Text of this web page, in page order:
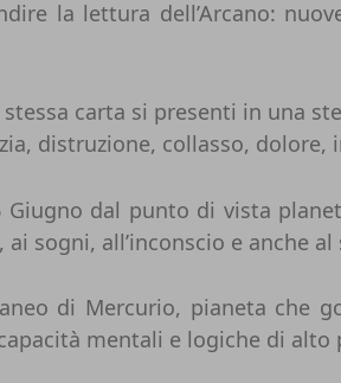
la lettura dell’Arcano:
carta si presenti in una
distruzione, collasso, dolore,
Giugno dal punto di vista
sogni, all’inconscio e anche
di Mercurio, pianeta
mentali e logiche di alto